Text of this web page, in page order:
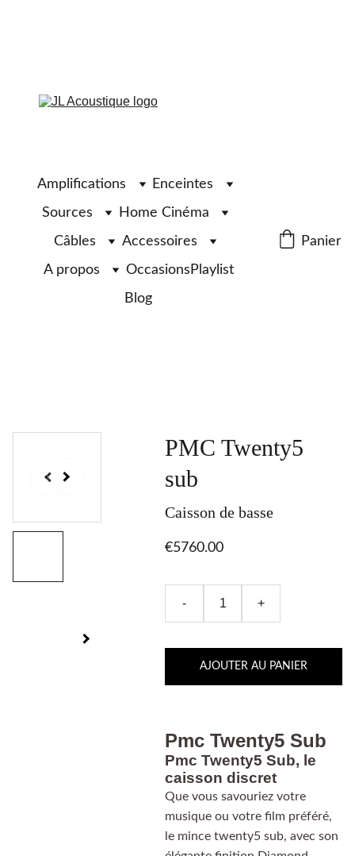
Amplifications
Enceintes
Sources
Home Cinéma
Câbles
Accessoires
A propos
Occasions Playlist
Blog
Panier
PMC Twenty5
sub
Caisson de basse
€5760.00
- +
AJOUTER AU PANIER
Pmc Twenty5 Sub
Pmc Twenty5 Sub, le
caisson discret
Que vous savouriez votre
musique ou votre film préféré,
le mince twenty5 sub, avec son